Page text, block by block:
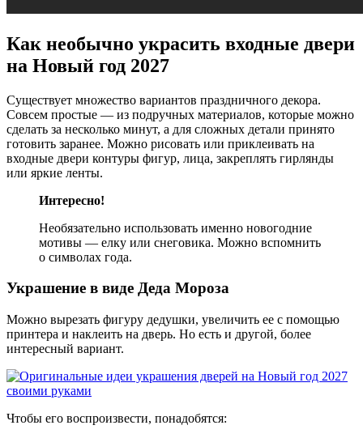
Как необычно украсить входные двери
на Новый год 2027
Существует множество вариантов праздничного декора.
Совсем простые — из подручных материалов, которые можно
сделать за несколько минут, а для сложных детали принято
готовить заранее. Можно рисовать или приклеивать на
входные двери контуры фигур, лица, закреплять гирлянды
или яркие ленты.
Интересно!
Необязательно использовать именно новогодние
мотивы — елку или снеговика. Можно вспомнить
о символах года.
Украшение в виде Деда Мороза
Можно вырезать фигуру дедушки, увеличить ее с помощью
принтера и наклеить на дверь. Но есть и другой, более
интересный вариант.
Чтобы его воспроизвести, понадобятся: